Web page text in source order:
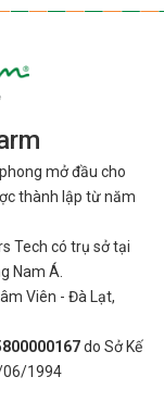
mở đầu cho
thành lập từ năm
Tech có trụ sở tại
Nam Á.
Viên - Đà Lạt,
do Sở Kế
06/1994